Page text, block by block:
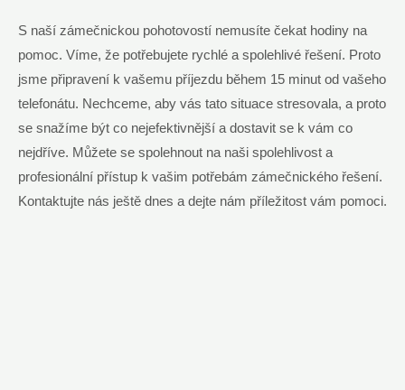
S naší zámečnickou pohotovostí nemusíte čekat hodiny na
pomoc. Víme, že potřebujete rychlé a spolehlivé řešení. Proto
jsme připravení k vašemu příjezdu během 15 minut od vašeho
telefonátu. Nechceme, aby vás tato situace stresovala, a proto
se snažíme být co nejefektivnější a dostavit se k vám co
nejdříve. Můžete se spolehnout na naši spolehlivost a
profesionální přístup k vašim potřebám zámečnického řešení.
Kontaktujte nás ještě dnes a dejte nám příležitost vám pomoci.